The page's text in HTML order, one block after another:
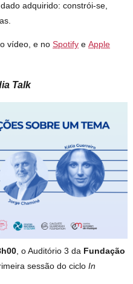
adquirido: constrói-se,
vídeo, e noSpotify eApple
Talk
, o Auditório 3 da Fundação
sessão do cicloIn